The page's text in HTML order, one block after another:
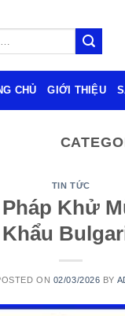
CHỦ GIỚI THIỆU
TIN TỨC
Khử
Khẩu
ON 02/03/2026 BY